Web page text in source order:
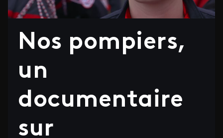
Nos pompiers,
un
documentaire
sur